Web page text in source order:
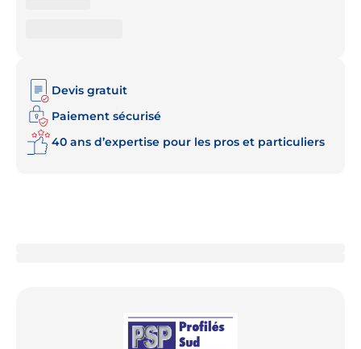
Devis gratuit
Paiement sécurisé
40 ans d’expertise pour les pros et particuliers